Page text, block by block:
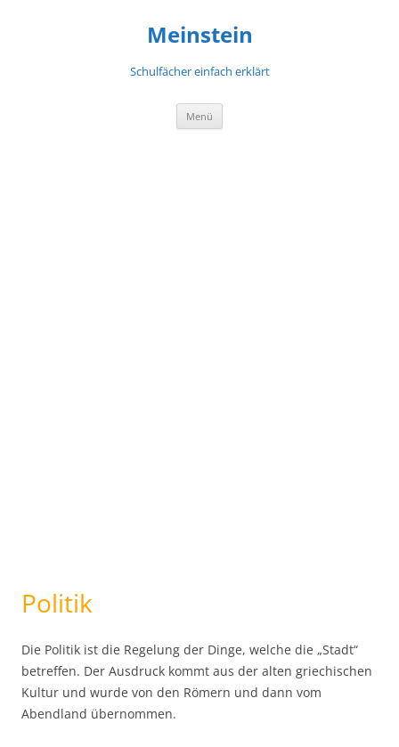
Meinstein
Schulfächer einfach erklärt
Menü
Politik
Die Politik ist die Regelung der Dinge, welche die „Stadt“
betreffen. Der Ausdruck kommt aus der alten griechischen
Kultur und wurde von den Römern und dann vom
Abendland übernommen.